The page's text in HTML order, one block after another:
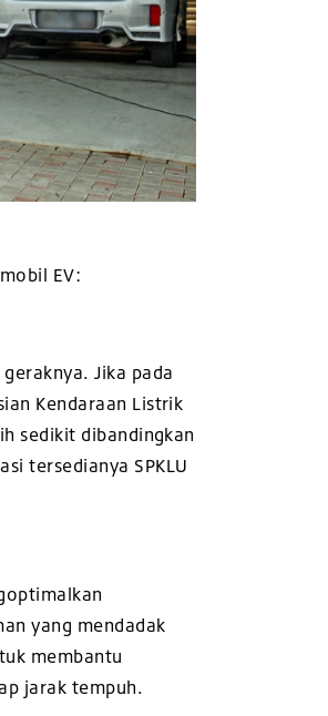
EV:
Jika pada
Kendaraan Listrik
sedikit dibandingkan
tersedianya SPKLU
yang mendadak
membantu
jarak tempuh.